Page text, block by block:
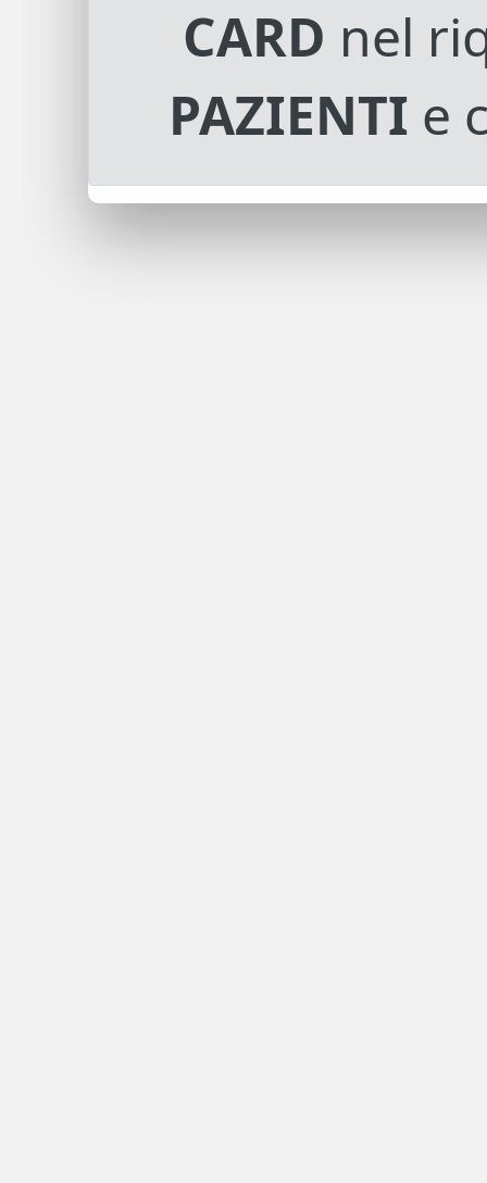
CARD nel
PAZIENTI e